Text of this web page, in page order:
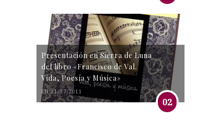
Presentación en Sierra de Luna
del libro «Francisco de Val.
Vida, Poesía y Música»
EN 31/07/2011
02